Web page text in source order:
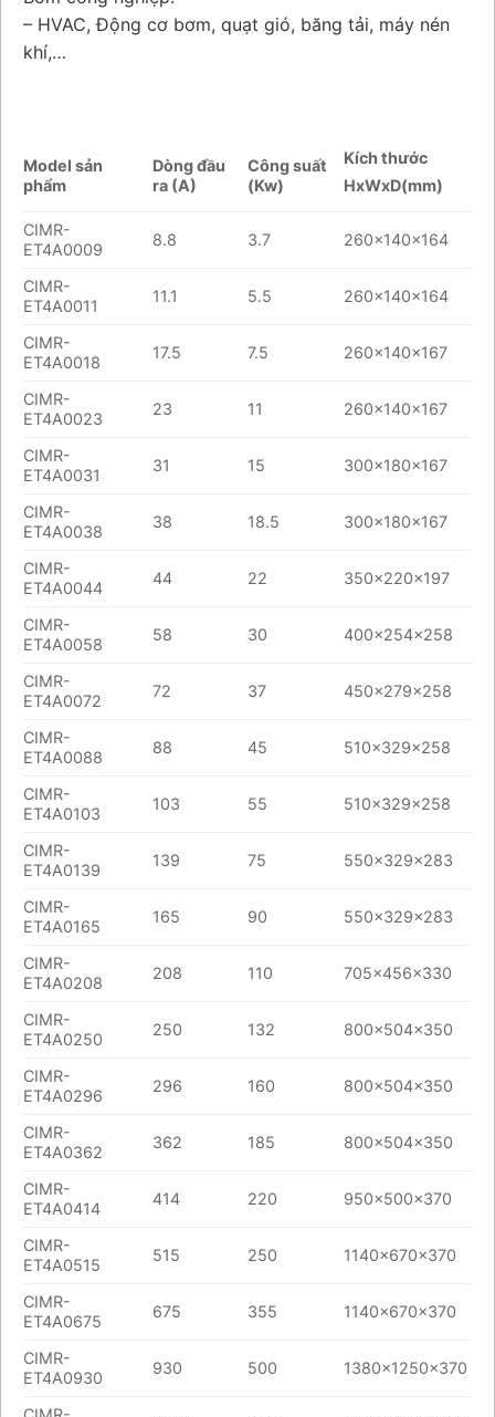
– HVAC, Động cơ bơm, quạt gió, băng tải, máy nén
khí,…
Model sản
phẩm
Dòng đầu
ra (A)
Công suất
(Kw)
Kích thước
HxWxD(mm)
CIMR-
ET4A0009
8.8 3.7 260x140x164
CIMR-
ET4A0011
11.1 5.5 260x140x164
CIMR-
ET4A0018
17.5 7.5 260x140x167
CIMR-
ET4A0023
23 11 260x140x167
CIMR-
ET4A0031
31 15 300x180x167
CIMR-
ET4A0038
38 18.5 300x180x167
CIMR-
ET4A0044
44 22 350x220x197
CIMR-
ET4A0058
58 30 400x254x258
CIMR-
ET4A0072
72 37 450x279x258
CIMR-
ET4A0088
88 45 510x329x258
CIMR-
ET4A0103
103 55 510x329x258
CIMR-
ET4A0139
139 75 550x329x283
CIMR-
ET4A0165
165 90 550x329x283
CIMR-
ET4A0208
208 110 705x456x330
CIMR-
ET4A0250
250 132 800x504x350
CIMR-
ET4A0296
296 160 800x504x350
CIMR-
ET4A0362
362 185 800x504x350
CIMR-
ET4A0414
414 220 950x500x370
CIMR-
ET4A0515
515 250 1140x670x370
CIMR-
ET4A0675
675 355 1140x670x370
CIMR-
ET4A0930
930 500 1380x1250x370